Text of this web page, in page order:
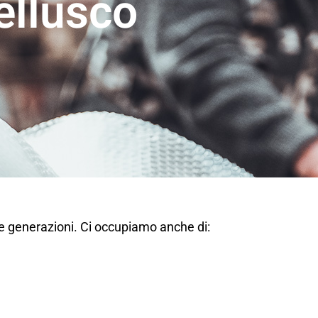
Ci occupiamo anche di: